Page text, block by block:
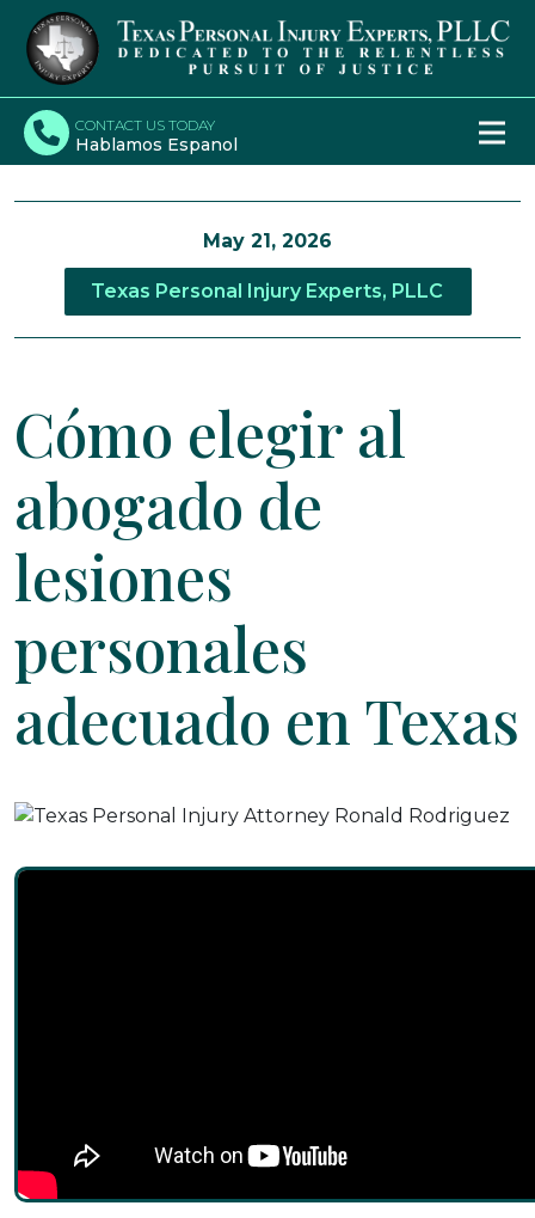
CONTACT US TODAY
Hablamos Espanol
May 21, 2026
Texas Personal Injury Experts, PLLC
Cómo elegir al
abogado de
lesiones
personales
adecuado en Texas